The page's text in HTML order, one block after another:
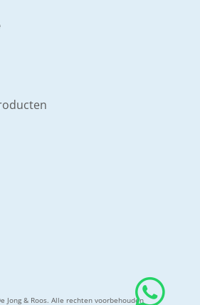
Jong & Roos. Alle rechten voorbehouden